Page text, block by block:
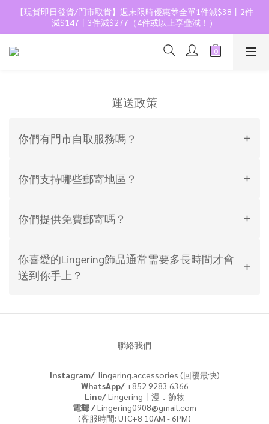
【現貨即日發貨/門市取貨】週末限時優惠🎊全單1件減$38丨2件
減$147丨3件減$277（4件或以上享疊減！）
運送政策
你們有門市自取服務嗎？
你們支持哪些郵寄地區？
你們提供免費郵寄嗎？
你喜愛的Lingering飾品通常需要多長時間才會
送到你手上？
聯絡我們
Instagram/ lingering.accessories (回覆最快)
WhatsApp/+852 9283 6366
Line/Lingering丨漫．飾物
電郵 /Lingering0908@gmail.com
(客服時間: UTC+8 10AM - 6PM)